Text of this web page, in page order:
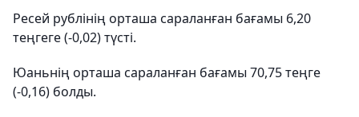
Ресей рублінің орташа сараланған бағамы 6,20
теңгеге (-0,02) түсті.
Юаньнің орташа сараланған бағамы 70,75 теңге
(-0,16) болды.